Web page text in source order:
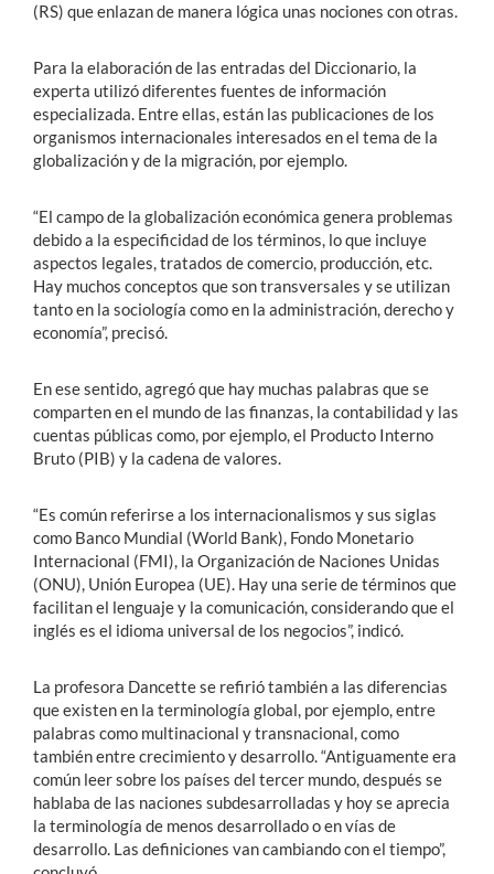
(RS) que enlazan de manera lógica unas nociones con otras.
Para la elaboración de las entradas del Diccionario, la
experta utilizó diferentes fuentes de información
especializada. Entre ellas, están las publicaciones de los
organismos internacionales interesados en el tema de la
globalización y de la migración, por ejemplo.
“El campo de la globalización económica genera problemas
debido a la especificidad de los términos, lo que incluye
aspectos legales, tratados de comercio, producción, etc.
Hay muchos conceptos que son transversales y se utilizan
tanto en la sociología como en la administración, derecho y
economía”, precisó.
En ese sentido, agregó que hay muchas palabras que se
comparten en el mundo de las finanzas, la contabilidad y las
cuentas públicas como, por ejemplo, el Producto Interno
Bruto (PIB) y la cadena de valores.
“Es común referirse a los internacionalismos y sus siglas
como Banco Mundial (World Bank), Fondo Monetario
Internacional (FMI), la Organización de Naciones Unidas
(ONU), Unión Europea (UE). Hay una serie de términos que
facilitan el lenguaje y la comunicación, considerando que el
inglés es el idioma universal de los negocios”, indicó.
La profesora Dancette se refirió también a las diferencias
que existen en la terminología global, por ejemplo, entre
palabras como multinacional y transnacional, como
también entre crecimiento y desarrollo. “Antiguamente era
común leer sobre los países del tercer mundo, después se
hablaba de las naciones subdesarrolladas y hoy se aprecia
la terminología de menos desarrollado o en vías de
desarrollo. Las definiciones van cambiando con el tiempo”,